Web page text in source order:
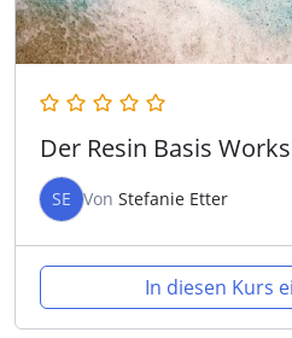
Der Resin Basis
SE Von Stefanie Etter
In diesen Kurs